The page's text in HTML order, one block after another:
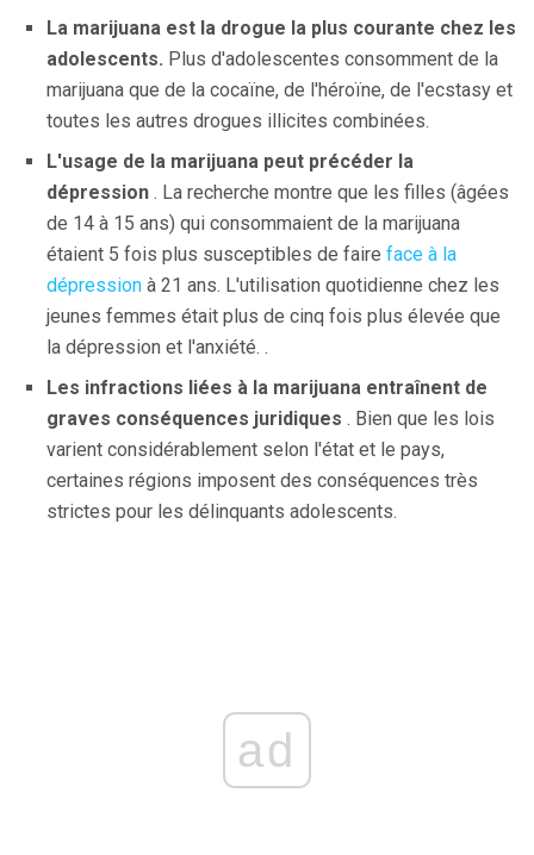
La marijuana est la drogue la plus courante chez les
adolescents. Plus d'adolescentes consomment de la
marijuana que de la cocaïne, de l'héroïne, de l'ecstasy et
toutes les autres drogues illicites combinées.
L'usage de la marijuana peut précéder la
dépression . La recherche montre que les filles (âgées
de 14 à 15 ans) qui consommaient de la marijuana
étaient 5 fois plus susceptibles de faire face à la
dépression à 21 ans. L'utilisation quotidienne chez les
jeunes femmes était plus de cinq fois plus élevée que
la dépression et l'anxiété. .
Les infractions liées à la marijuana entraînent de
graves conséquences juridiques . Bien que les lois
varient considérablement selon l'état et le pays,
certaines régions imposent des conséquences très
strictes pour les délinquants adolescents.
ad